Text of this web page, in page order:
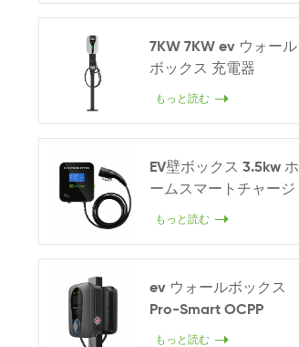
7KW 7KW ev ウォール
ボックス 充電器
もっと読む
EV壁ボックス 3.5kw ホ
ームスマートチャージ
ャー
もっと読む
ev ウォールボックス
Pro-Smart OCPP
22KW
もっと読む